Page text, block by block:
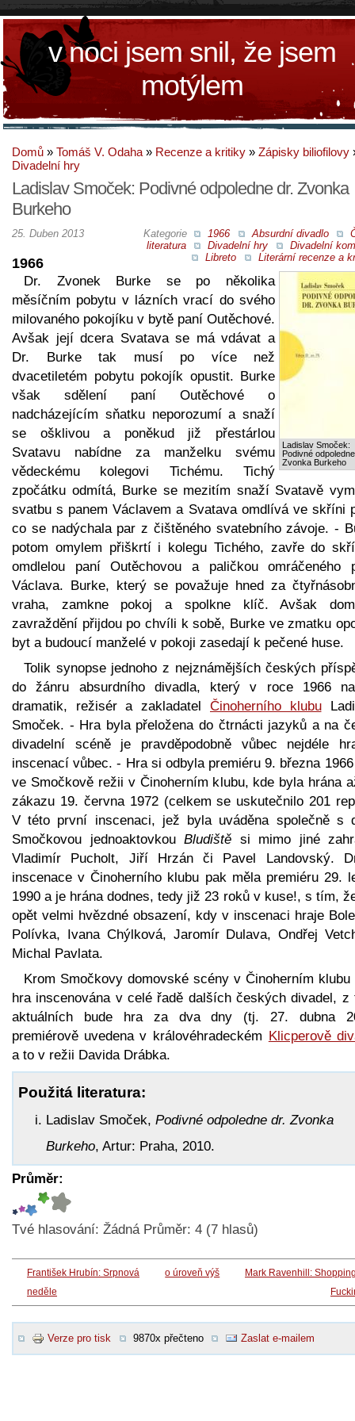
v noci jsem snil, že jsem
motýlem
Domů » Tomáš V. Odaha » Recenze a kritiky » Zápisky biliofilovy
Divadelní hry
Ladislav Smoček: Podivné odpoledne dr. Zvonka
Burkeho
Kategorie 1966 Absurdní divadlo
literatura
Divadelní hry
Divadelní
Libreto
Literární recenze a
25. Duben 2013
Ladislav Smoček:
Podivné
Zvonka Burkeho
1966
Dr. Zvonek Burke se po několika
měsíčním pobytu v lázních vrací do svého
milovaného pokojíku v bytě paní Outěchové.
Avšak její dcera Svatava se má vdávat a
Dr. Burke tak musí po více než
dvacetiletém pobytu pokojík opustit. Burke
však sdělení paní Outěchové o
nadcházejícím sňatku neporozumí a snaží
se ošklivou a poněkud již přestárlou
Svatavu nabídne za manželku svému
vědeckému kolegovi Tichému. Tichý
zpočátku odmítá, Burke se mezitím snaží Svatavě
svatbu s panem Václavem a Svatava omdlívá ve skříni
co se nadýchala par z čištěného svatebního závoje. -
potom omylem přiškrtí i kolegu Tichého, zavře do
omdlelou paní Outěchovou a paličkou omráčeného
Václava. Burke, který se považuje hned za
vraha, zamkne pokoj a spolkne klíč. Avšak
zavraždění přijdou po chvíli k sobě, Burke ve zmatku
byt a budoucí manželé v pokoji zasedají k pečené huse.
Tolik synopse jednoho z nejznámějších českých
do žánru absurdního divadla, který v roce 1966
dramatik, režisér a zakladatel Činoherního klubu
Smoček. - Hra byla přeložena do čtrnácti jazyků a na
divadelní scéně je pravděpodobně vůbec nejdéle
inscenací vůbec. - Hra si odbyla premiéru 9. března
ve Smočkově režii v Činoherním klubu, kde byla hrána
zákazu 19. června 1972 (celkem se uskutečnilo 201
V této první inscenaci, jež byla uváděna společně s
Smočkovou jednoaktovkouBludiště si mimo jiné
Vladimír Pucholt, Jiří Hrzán či Pavel Landovský.
inscenace v Činoherního klubu pak měla premiéru 29.
1990 a je hrána dodnes, tedy již 23 roků v kuse!, s tím,
opět velmi hvězdné obsazení, kdy v inscenaci hraje
Polívka, Ivana Chýlková, Jaromír Dulava, Ondřej
Michal Pavlata.
Krom Smočkovy domovské scény v Činoherním klubu
hra inscenována v celé řadě dalších českých divadel, z
aktuálních bude hra za dva dny (tj. 27. dubna
premiérově uvedena v královéhradeckém Klicperově
a to v režii Davida Drábka.
Použitá literatura:
Ladislav Smoček, Podivné odpoledne dr. Zvonka
Burkeho, Artur: Praha, 2010.
Průměr:
Tvé hlasování: Žádná Průměr: 4 (7 hlasů)
František Hrubín: Srpnová
neděle
o úroveň výš
Mark Ravenhill:
Verze pro tisk 9870x přečteno Zaslat e-mailem